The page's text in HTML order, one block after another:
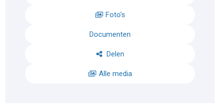
Foto's
Documenten
Delen
Alle media